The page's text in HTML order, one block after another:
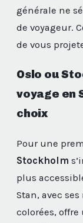
générale ne
de voyageur.
de vous
Oslo ou
voyage en
choix
Pour une
Stockholm
plus
Stan, avec
colorées,